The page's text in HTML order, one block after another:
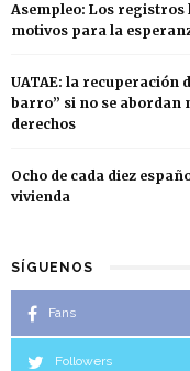
Asempleo: Los registros
motivos para la
UATAE: la recuperación
barro” si no se abordan
derechos
Ocho de cada diez
vivienda
SÍGUENOS
Fans
Followers